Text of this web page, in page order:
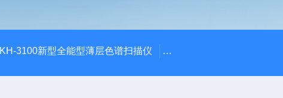
KH-3100新型全能型薄层色谱扫描仪 DGJ-03电工技术实验装置